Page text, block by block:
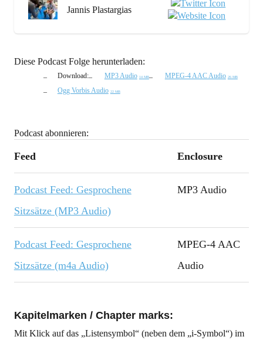
Jannis Plastargias
Diese Podcast Folge herunterladen:
Download: MP3 Audio 14 MB MPEG-4 AAC Audio 26 MB
Ogg Vorbis Audio 22 MB
Podcast abonnieren:
Feed Enclosure
Podcast Feed: Gesprochene
Sitzsätze (MP3 Audio)
MP3 Audio
Podcast Feed: Gesprochene
Sitzsätze (m4a Audio)
MPEG-4 AAC
Audio
Kapitelmarken / Chapter marks:
Mit Klick auf das „Listensymbol“ (neben dem „i-Symbol“) im